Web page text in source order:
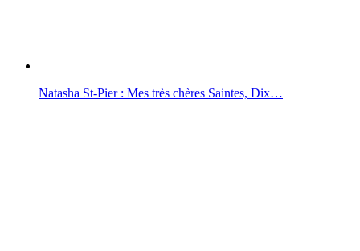
Natasha St-Pier : Mes très chères Saintes, Dix…